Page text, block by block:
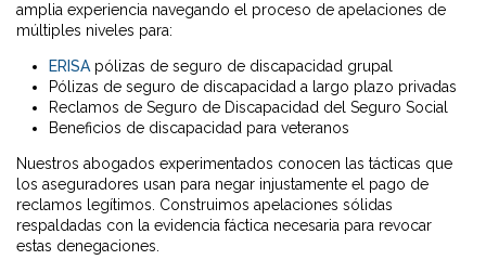
amplia experiencia navegando el proceso de apelaciones de
múltiples niveles para:
ERISApólizas de seguro de discapacidad grupal
Pólizas de seguro de discapacidad a largo plazo privadas
Reclamos de Seguro de Discapacidad del Seguro Social
Beneficios de discapacidad para veteranos
Nuestros abogados experimentados conocen las tácticas que
los aseguradores usan para negar injustamente el pago de
reclamos legítimos. Construimos apelaciones sólidas
respaldadas con la evidencia fáctica necesaria para revocar
estas denegaciones.